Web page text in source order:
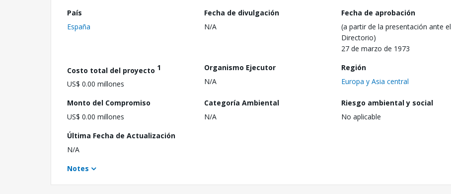
País
España
Fecha de divulgación
N/A
Fecha de aprobación
(a partir de la presentación ante el
Directorio)
27 de marzo de 1973
Costo total del proyecto 1
US$ 0.00 millones
Organismo Ejecutor
N/A
Región
Europa y Asia central
Monto del Compromiso
US$ 0.00 millones
Categoría Ambiental
N/A
Riesgo ambiental y social
No aplicable
Última Fecha de Actualización
N/A
Notes